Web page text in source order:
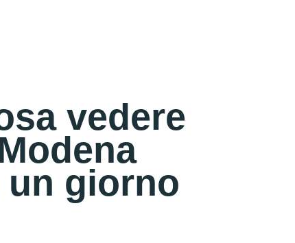
vedere
un giorno